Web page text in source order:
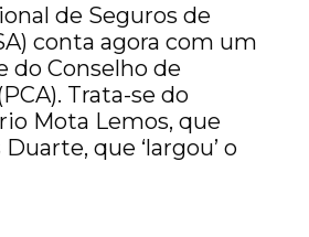
de Seguros de
conta agora com um
do Conselho de
Trata-se do
Mota Lemos, que
que ‘largou’ o